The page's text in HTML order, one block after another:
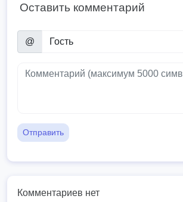
Оставить комментарий
@
Отправить
Комментариев нет